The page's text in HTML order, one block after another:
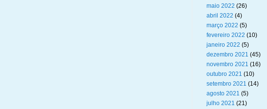
maio 2022 (26)
abril 2022 (4)
março 2022 (5)
fevereiro 2022 (10)
janeiro 2022 (5)
dezembro 2021 (45)
novembro 2021 (16)
outubro 2021 (10)
setembro 2021 (14)
agosto 2021 (5)
julho 2021 (21)